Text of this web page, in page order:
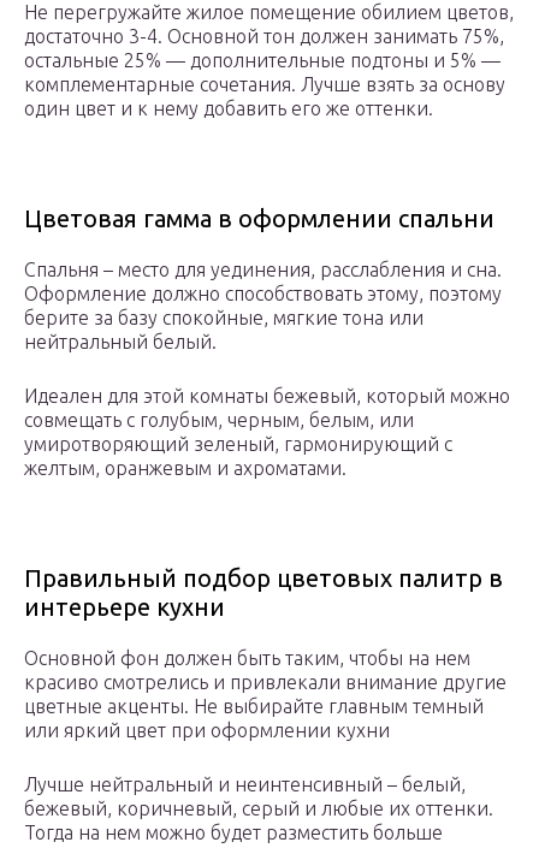
Не перегружайте жилое помещение обилием цветов,
достаточно 3-4. Основной тон должен занимать 75%,
остальные 25% — дополнительные подтоны и 5% —
комплементарные сочетания. Лучше взять за основу
один цвет и к нему добавить его же оттенки.
Цветовая гамма в оформлении спальни
Спальня – место для уединения, расслабления и сна.
Оформление должно способствовать этому, поэтому
берите за базу спокойные, мягкие тона или
нейтральный белый.
Идеален для этой комнаты бежевый, который можно
совмещать с голубым, черным, белым, или
умиротворяющий зеленый, гармонирующий с
желтым, оранжевым и ахроматами.
Правильный подбор цветовых палитр в
интерьере кухни
Основной фон должен быть таким, чтобы на нем
красиво смотрелись и привлекали внимание другие
цветные акценты. Не выбирайте главным темный
или яркий цвет при оформлении кухни
Лучше нейтральный и неинтенсивный – белый,
бежевый, коричневый, серый и любые их оттенки.
Тогда на нем можно будет разместить больше